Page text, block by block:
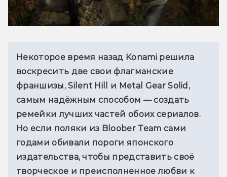
Некоторое время назад Konami решила
воскресить две свои флагманские
франшизы, Silent Hill и Metal Gear Solid,
самым надёжным способом — создать
ремейки лучших частей обоих сериалов.
Но если поляки из Bloober Team сами
годами обивали пороги японского
издательства, чтобы представить своё
творческое и преисполненное любви к